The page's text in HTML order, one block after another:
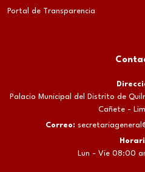
Portal de Transparencia
Palacio Municipal del Distrito de
Cañete -
Correo:
Lun - Vie 08:00